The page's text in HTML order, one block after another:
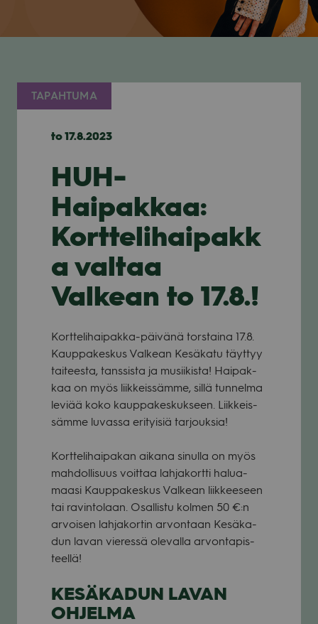
TAPAHTUMA
to 17.8.2023
HUH-
Haipakkaa:
Korttelihaipakk
a valtaa
Valkean to 17.8.!
Kort­te­li­hai­pakka-päi­vänä tors­taina 17.8.
Kaup­pa­kes­kus Val­kean Kesä­katu täyt­tyy
tai­teesta, tans­sista ja musii­kista! Hai­pak­
kaa on myös liik­keis­sämme, sillä tun­nelma
leviää koko kaup­pa­kes­kuk­seen. Liik­keis­
sämme luvassa eri­tyi­siä tar­jouk­sia!
Kort­te­li­hai­pa­kan aikana sinulla on myös
mah­dol­li­suus voit­taa lah­ja­kortti halua­
maasi Kaup­pa­kes­kus Val­kean liik­kee­seen
tai ravin­to­laan. Osal­listu kol­men 50 €:n
arvoi­sen lah­ja­kor­tin arvon­taan Kesä­ka­
dun lavan vie­ressä ole­valla arvon­ta­pis­
teellä!
KESÄKADUN LAVAN
OHJELMA